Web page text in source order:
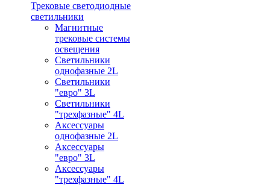
Трековые светодиодные
светильники
Магнитные
трековые системы
освещения
Светильники
однофазные 2L
Светильники
"евро" 3L
Светильники
"трехфазные" 4L
Аксессуары
однофазные 2L
Аксессуары
"евро" 3L
Аксессуары
"трехфазные" 4L